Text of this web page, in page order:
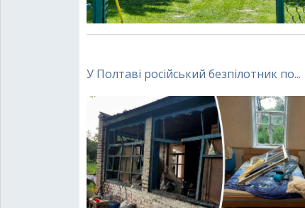
У Полтаві російський безпілотник по...